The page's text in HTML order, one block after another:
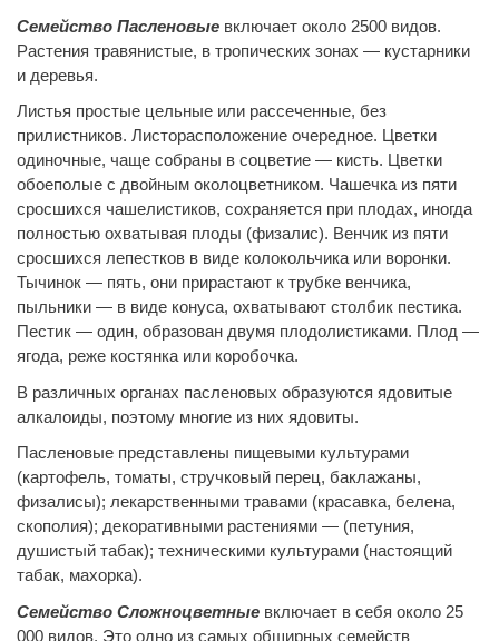
Семейство Пасленовые включает около 2500 видов.
Растения травянистые, в тропических зонах — кустарники
и деревья.
Листья простые цельные или рассеченные, без
прилистников. Листорасположение очередное. Цветки
одиночные, чаще собраны в соцветие — кисть. Цветки
обоеполые с двойным околоцветником. Чашечка из пяти
сросшихся чашелистиков, сохраняется при плодах, иногда
полностью охватывая плоды (физалис). Венчик из пяти
сросшихся лепестков в виде колокольчика или воронки.
Тычинок — пять, они прирастают к трубке венчика,
пыльники — в виде конуса, охватывают столбик пестика.
Пестик — один, образован двумя плодолистиками. Плод —
ягода, реже костянка или коробочка.
В различных органах пасленовых образуются ядовитые
алкалоиды, поэтому многие из них ядовиты.
Пасленовые представлены пищевыми культурами
(картофель, томаты, стручковый перец, баклажаны,
физалисы); лекарственными травами (красавка, белена,
скополия); декоративными растениями — (петуния,
душистый табак); техническими культурами (настоящий
табак, махорка).
Семейство Сложноцветные включает в себя около 25
000 видов. Это одно из самых обширных семейств